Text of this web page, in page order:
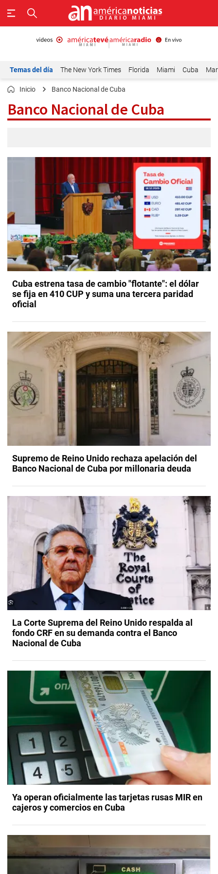
Temas del día The New York Times Florida Miami Cuba
Inicio Banco Nacional de Cuba
Banco Nacional de Cuba
Cuba estrena tasa de cambio "flotante": el dólar
se fija en 410 CUP y suma una tercera paridad
oficial
Supremo de Reino Unido rechaza apelación del
Banco Nacional de Cuba por millonaria deuda
La Corte Suprema del Reino Unido respalda al
fondo CRF en su demanda contra el Banco
Nacional de Cuba
Ya operan oficialmente las tarjetas rusas MIR en
cajeros y comercios en Cuba